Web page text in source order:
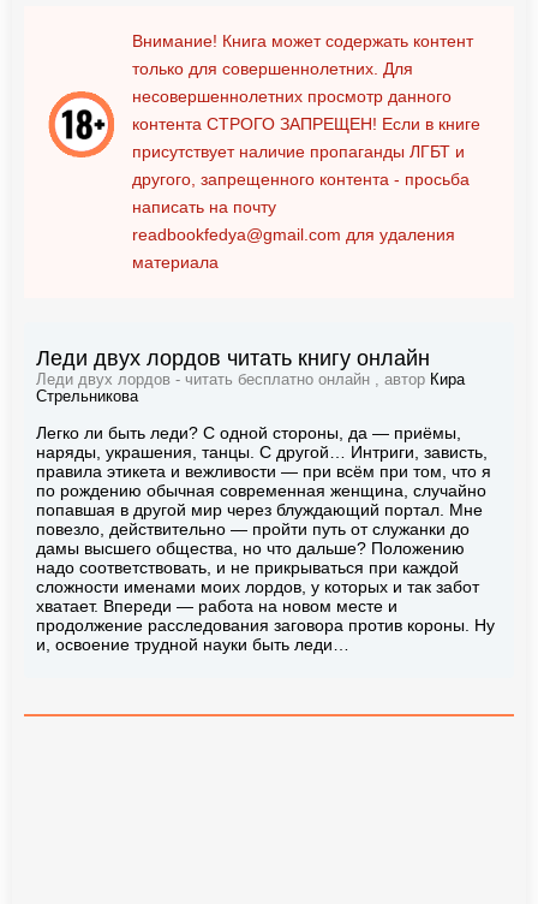
Внимание! Книга может содержать контент
только для совершеннолетних. Для
несовершеннолетних просмотр данного
контента СТРОГО ЗАПРЕЩЕН! Если в книге
присутствует наличие пропаганды ЛГБТ и
другого, запрещенного контента - просьба
написать на почту
readbookfedya@gmail.com для удаления
материала
Леди двух лордов читать книгу онлайн
Леди двух лордов - читать бесплатно онлайн , автор Кира
Стрельникова
Легко ли быть леди? С одной стороны, да — приёмы,
наряды, украшения, танцы. С другой… Интриги, зависть,
правила этикета и вежливости — при всём при том, что я
по рождению обычная современная женщина, случайно
попавшая в другой мир через блуждающий портал. Мне
повезло, действительно — пройти путь от служанки до
дамы высшего общества, но что дальше? Положению
надо соответствовать, и не прикрываться при каждой
сложности именами моих лордов, у которых и так забот
хватает. Впереди — работа на новом месте и
продолжение расследования заговора против короны. Ну
и, освоение трудной науки быть леди…